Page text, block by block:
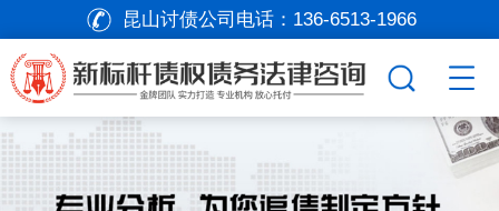
昆山讨债公司电话： 136-6513-1966